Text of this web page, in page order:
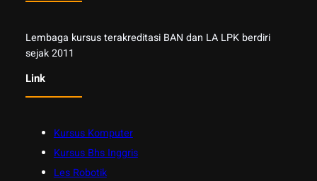
Lembaga kursus terakreditasi BAN dan LA LPK berdiri
sejak 2011
Link
Kursus Komputer
Kursus Bhs Inggris
Les Robotik